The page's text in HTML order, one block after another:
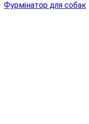
Фурмінатор для собак